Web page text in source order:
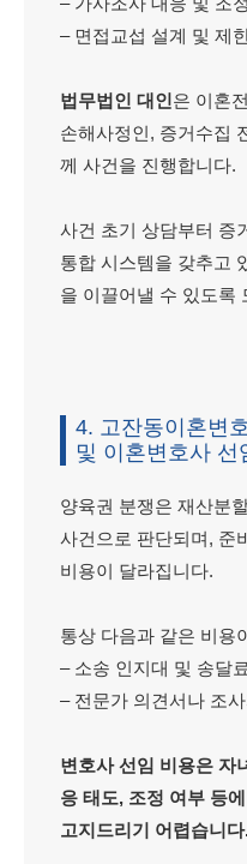
– 면접교섭 설계 및 제
법무법인 대인은 이혼
손해사정인, 증거수집
께 사건을 진행합니다.
사건 초기 상담부터 증
통합 시스템을 갖추고
을 이끌어낼 수 있도록
4. 고잔동이혼변
및 이혼변호사 선
양육권 분쟁은 재산분
사건으로 판단되며, 준
비용이 달라집니다.
통상 다음과 같은 비용
– 소송 인지대 및 송달
– 전문가 의견서나 조
변호사 선임 비용은 자
응 태도, 조정 여부 등
고지드리기 어렵습니